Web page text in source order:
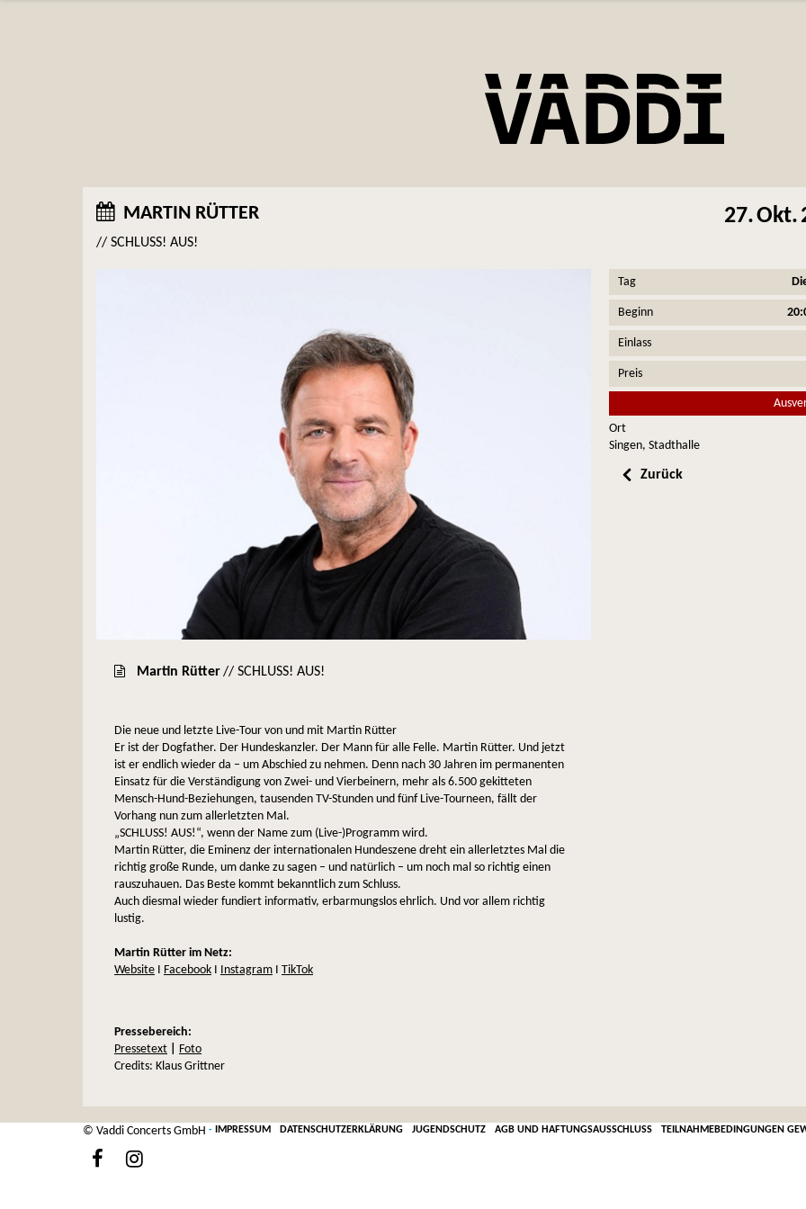
MARTIN RÜTTER 27.Okt.
// SCHLUSS! AUS!
Martin Rütter// SCHLUSS! AUS!
Die neue und letzte Live-Tour von und mit Martin Rütter
Er ist der Dogfather. Der Hundeskanzler. Der Mann für alle Felle. Martin Rütter. Und jetzt
ist er endlich wieder da – um Abschied zu nehmen. Denn nach 30 Jahren im permanenten
Einsatz für die Verständigung von Zwei- und Vierbeinern, mehr als 6.500 gekitteten
Mensch-Hund-Beziehungen, tausenden TV-Stunden und fünf Live-Tourneen, fällt der
Vorhang nun zum allerletzten Mal.
„SCHLUSS! AUS!“, wenn der Name zum (Live-)Programm wird.
Martin Rütter, die Eminenz der internationalen Hundeszene dreht ein allerletztes Mal die
richtig große Runde, um danke zu sagen – und natürlich – um noch mal so richtig einen
rauszuhauen. Das Beste kommt bekanntlich zum Schluss.
Auch diesmal wieder fundiert informativ, erbarmungslos ehrlich. Und vor allem richtig
lustig.
Martin Rütter im Netz:
Website I Facebook I Instagram I TikTok
Pressebereich:
Pressetext
Foto
Credits: Klaus Grittner
Tag
Beginn
Einlass
Preis
Ort
Singen, Stadthalle
Zurück
© Vaddi Concerts GmbH - IMPRESSUM DATENSCHUTZERKLÄRUNG JUGENDSCHUTZ AGB UND HAFTUNGSAUSSCHLUSS TEILNAHMEBEDINGUNGEN